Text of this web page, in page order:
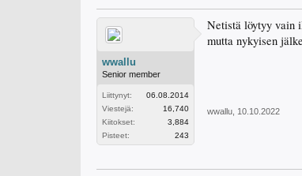
wwallu
Senior member
Liittynyt:
06.08.2014
Viestejä:
16,740
Kiitokset:
3,884
Pisteet:
243
Netistä löytyy vain
mutta nykyisen
wwallu 10.10.2022